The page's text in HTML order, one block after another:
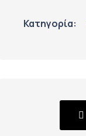
Κατηγορία: